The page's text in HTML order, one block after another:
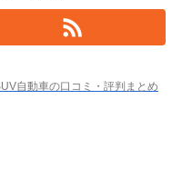
自動車の口コミ・評判まとめ